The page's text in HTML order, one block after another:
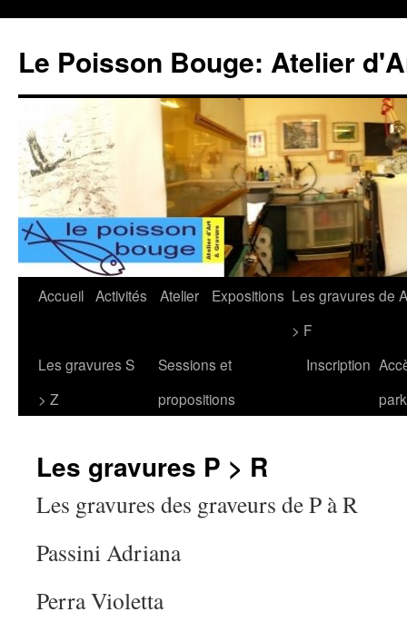
Le Poisson Bouge: Atelier
Aller
contenu
Accueil Activités Atelier Expositions Les gravures de A
> F
Les gravures S
> Z
Sessions et
propositions
Inscription
Les gravures P > R
Les gravures des graveurs de P à R
Passini Adriana
Perra Violetta